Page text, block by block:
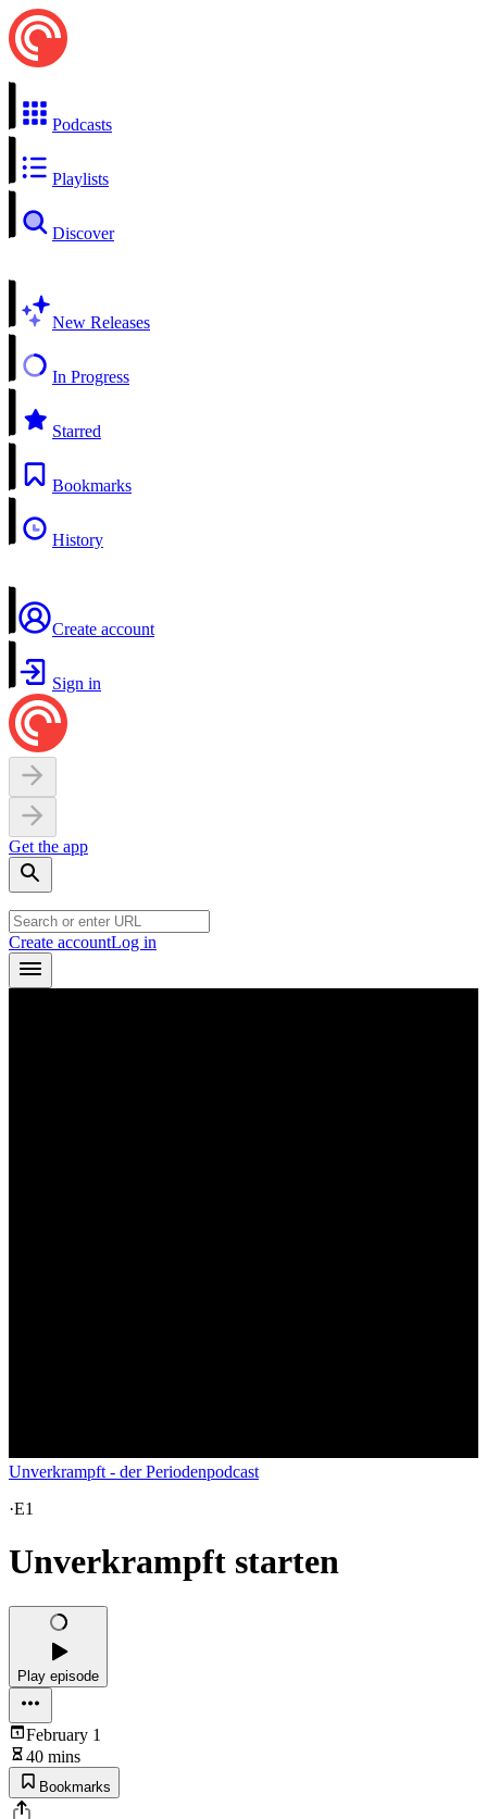
Podcasts
Playlists
Discover
New Releases
In Progress
Starred
Bookmarks
History
Create account
Sign in
Get the app
Create accountLog in
Unverkrampft - der Periodenpodcast
·E1
Unverkrampft starten
Play episode
February 1
40 mins
Bookmarks